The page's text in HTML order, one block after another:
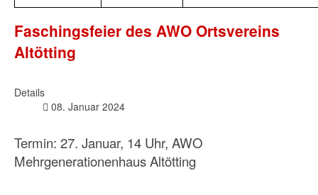
Faschingsfeier des AWO Ortsvereins
Altötting
Details
08. Januar 2024
Termin: 27. Januar, 14 Uhr, AWO
Mehrgenerationenhaus Altötting